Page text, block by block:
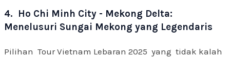
4. Ho Chi Minh City - Mekong Delta:
Menelusuri Sungai Mekong yang Legendaris
Pilihan Tour Vietnam Lebaran 2025 yang tidak kalah